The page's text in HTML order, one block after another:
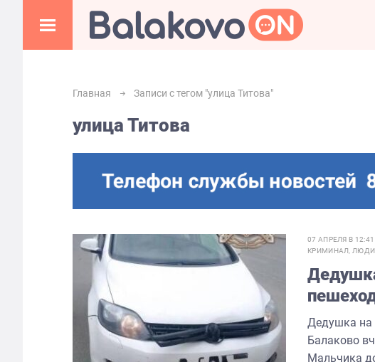
Главная Записи с тегом "улица Титова"
улица Титова
07 АПРЕЛЯ В
КРИМИНАЛ
ЛЮДИ
Дедушка на
Балаково
Мальчика